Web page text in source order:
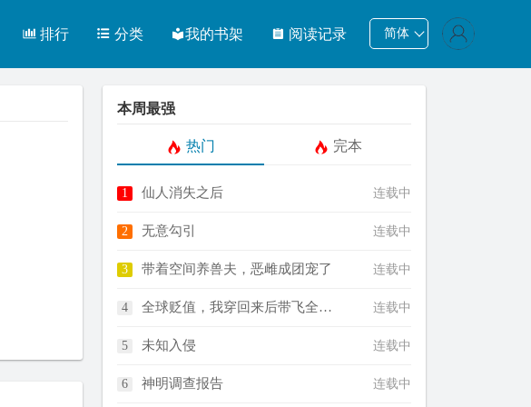
简体
排行 分类 我的书架 阅读记录
本周最强
热门 完本
仙人消失之后 连载中
无意勾引 连载中
带着空间养兽夫，恶雌成团宠了 连载中
全球贬值，我穿回来后带飞全家！ 连载中
未知入侵 连载中
神明调查报告 连载中